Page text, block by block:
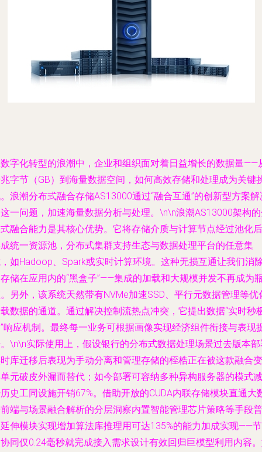
字化转型的浪潮中，企业和组织面对着日益增长的数据量——
字节（GB）到海量数据空间，如何高效存储和处理成为关键
浪潮分布式融合存储AS13000通过“融合互通”的创新型方案解
一问题，加速海量数据分析与处理。\n\n浪潮AS13000架构
融合能力是其核心优势。它将存储介质与计算节点经过池化后
统一资源池，分布式集群支持生态与数据处理平台的任意集
如Hadoop、Spark或实时计算环境。这种无损互通让我们消
储在应用内的“黑盒子”——集成的加载和大规模并发不再成为
另外，该系统天然带有NVMe加速SSD、平行元数据管理等优
数据的通道。通过解决控制流热点冲突，它提出数据“实时秒
响应机制。最终每一业务可根据画像实现经济组件衔接与表现
\n\n实际使用上，假设银行的分布式数据处理场景过去版本
库迁移后表现为手动分离和管理存储的桎梏正在被这款融合变
元破皮外漏而替代；如今部署可容纳多种异构服务器的模式减
史工同设施开销67%。借助开放的CUDA内联存储模块直通大
端与场景融合解析的分层洞察内置智能管理芯片策略等手段普
伸模块实现增加算法库推理用可达135%的能力加成实现——节
同仅0.24毫秒就完成接入需求设计有效回归巨模型利用内容